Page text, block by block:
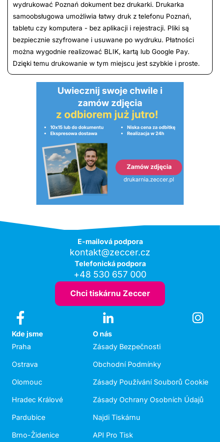
wydrukować Poznań dokument bez drukarki. Drukarka
samoobsługowa umożliwia łatwy druk z telefonu Poznań,
tabletu czy komputera - bez aplikacji i rejestracji. Pliki są
bezpiecznie szyfrowane i usuwane po wydruku. Płatności
można wygodnie realizować BLIK, kartą lub Google Pay.
Dzięki temu drukowanie w tym miejscu jest szybkie i proste.
E-mailová podpora
kontakt@zeccer.cz
Telefonická podpora
+48 530 657 000
Chci tiskárnu Zeccer
Kde jsme
Praha
Ostrava
Olomouc
Hradec Králové
Pardubice
Brno-Židenice
O nás
Zásady Bezpečnosti
Obchodní Podmínky
Zásady Používání Souborů Cookie
Zásady Ochrany Osobních Údajů
Najdi Tiskárnu
API Pro Tisk